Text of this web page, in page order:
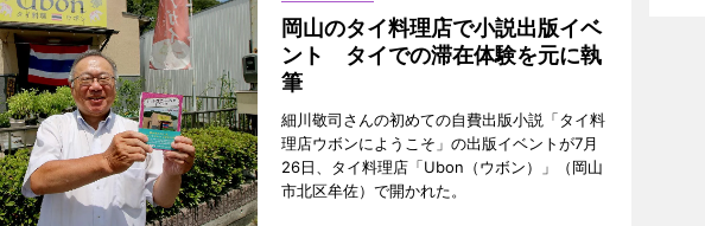
岡山のタイ料理店で小説出版イベ
ント タイでの滞在体験を元に執
筆
細川敬司さんの初めての自費出版小説「タイ料
理店ウボンにようこそ」の出版イベントが7月
26日、タイ料理店「Ubon（ウボン）」（岡山
市北区牟佐）で開かれた。